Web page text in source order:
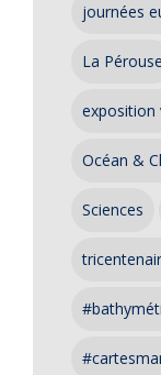
journées
La Pérouse
exposition
Océan &
Sciences